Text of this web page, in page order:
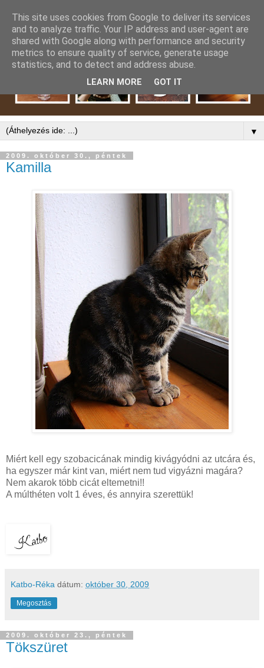
▼
2009. október 30., péntek
Kamilla
Miért kell egy szobacicának mindig kivágyódni az utcára és,
ha egyszer már kint van, miért nem tud vigyázni magára?
Nem akarok több cicát eltemetni!!
A múlthéten volt 1 éves, és annyira szerettük!
Katbo-Réka dátum: október 30, 2009
Megosztás
2009. október 23., péntek
Tökszüret
This site uses cookies from Google to deliver its services
and to analyze traffic. Your IP address and user-agent are
shared with Google along with performance and security
metrics to ensure quality of service, generate usage
statistics, and to detect and address abuse.
LEARN MORE GOT IT